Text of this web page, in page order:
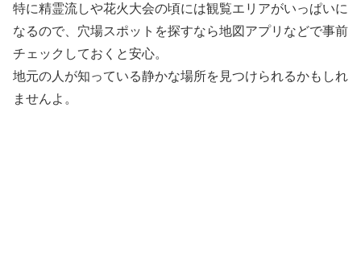
特に精霊流しや花火大会の頃には観覧エリアがいっぱいに
なるので、穴場スポットを探すなら地図アプリなどで事前
チェックしておくと安心。
地元の人が知っている静かな場所を見つけられるかもしれ
ませんよ。